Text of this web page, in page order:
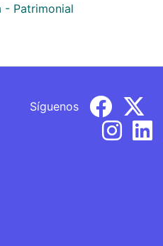
- Patrimonial
Síguenos